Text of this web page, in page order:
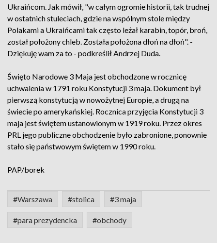
Ukraińcom. Jak mówił, "w całym ogromie historii, tak trudnej
w ostatnich stuleciach, gdzie na wspólnym stole między
Polakami a Ukraińcami tak często leżał karabin, topór, broń,
został położony chleb. Została położona dłoń na dłoń". -
Dziękuję wam za to - podkreślił Andrzej Duda.
Święto Narodowe 3 Maja jest obchodzone w rocznicę
uchwalenia w 1791 roku Konstytucji 3 maja. Dokument był
pierwszą konstytucją w nowożytnej Europie, a drugą na
świecie po amerykańskiej. Rocznica przyjęcia Konstytucji 3
maja jest świętem ustanowionym w 1919 roku. Przez okres
PRL jego publiczne obchodzenie było zabronione, ponownie
stało się państwowym świętem w 1990 roku.
PAP/borek
#Warszawa #stolica #3 maja
#para prezydencka #obchody